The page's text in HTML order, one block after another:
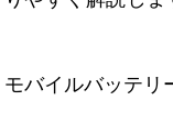
モバイルバッテリ